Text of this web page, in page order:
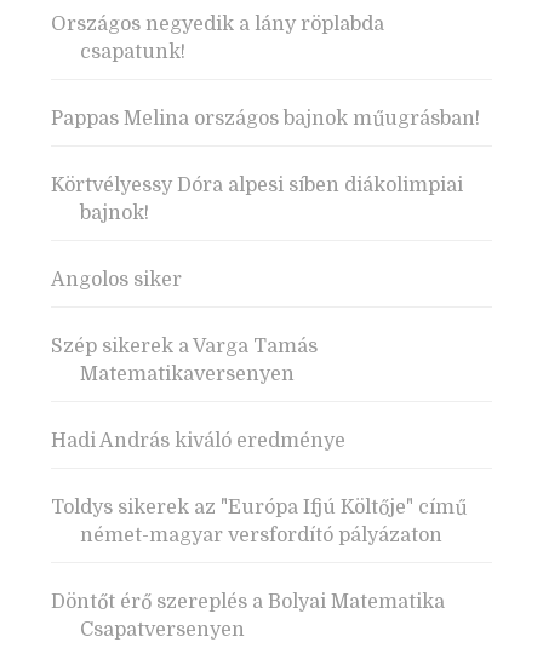
Országos negyedik a lány röplabda
csapatunk!
Pappas Melina országos bajnok műugrásban!
Körtvélyessy Dóra alpesi síben diákolimpiai
bajnok!
Angolos siker
Szép sikerek a Varga Tamás
Matematikaversenyen
Hadi András kiváló eredménye
Toldys sikerek az "Európa Ifjú Költője" című
német-magyar versfordító pályázaton
Döntőt érő szereplés a Bolyai Matematika
Csapatversenyen